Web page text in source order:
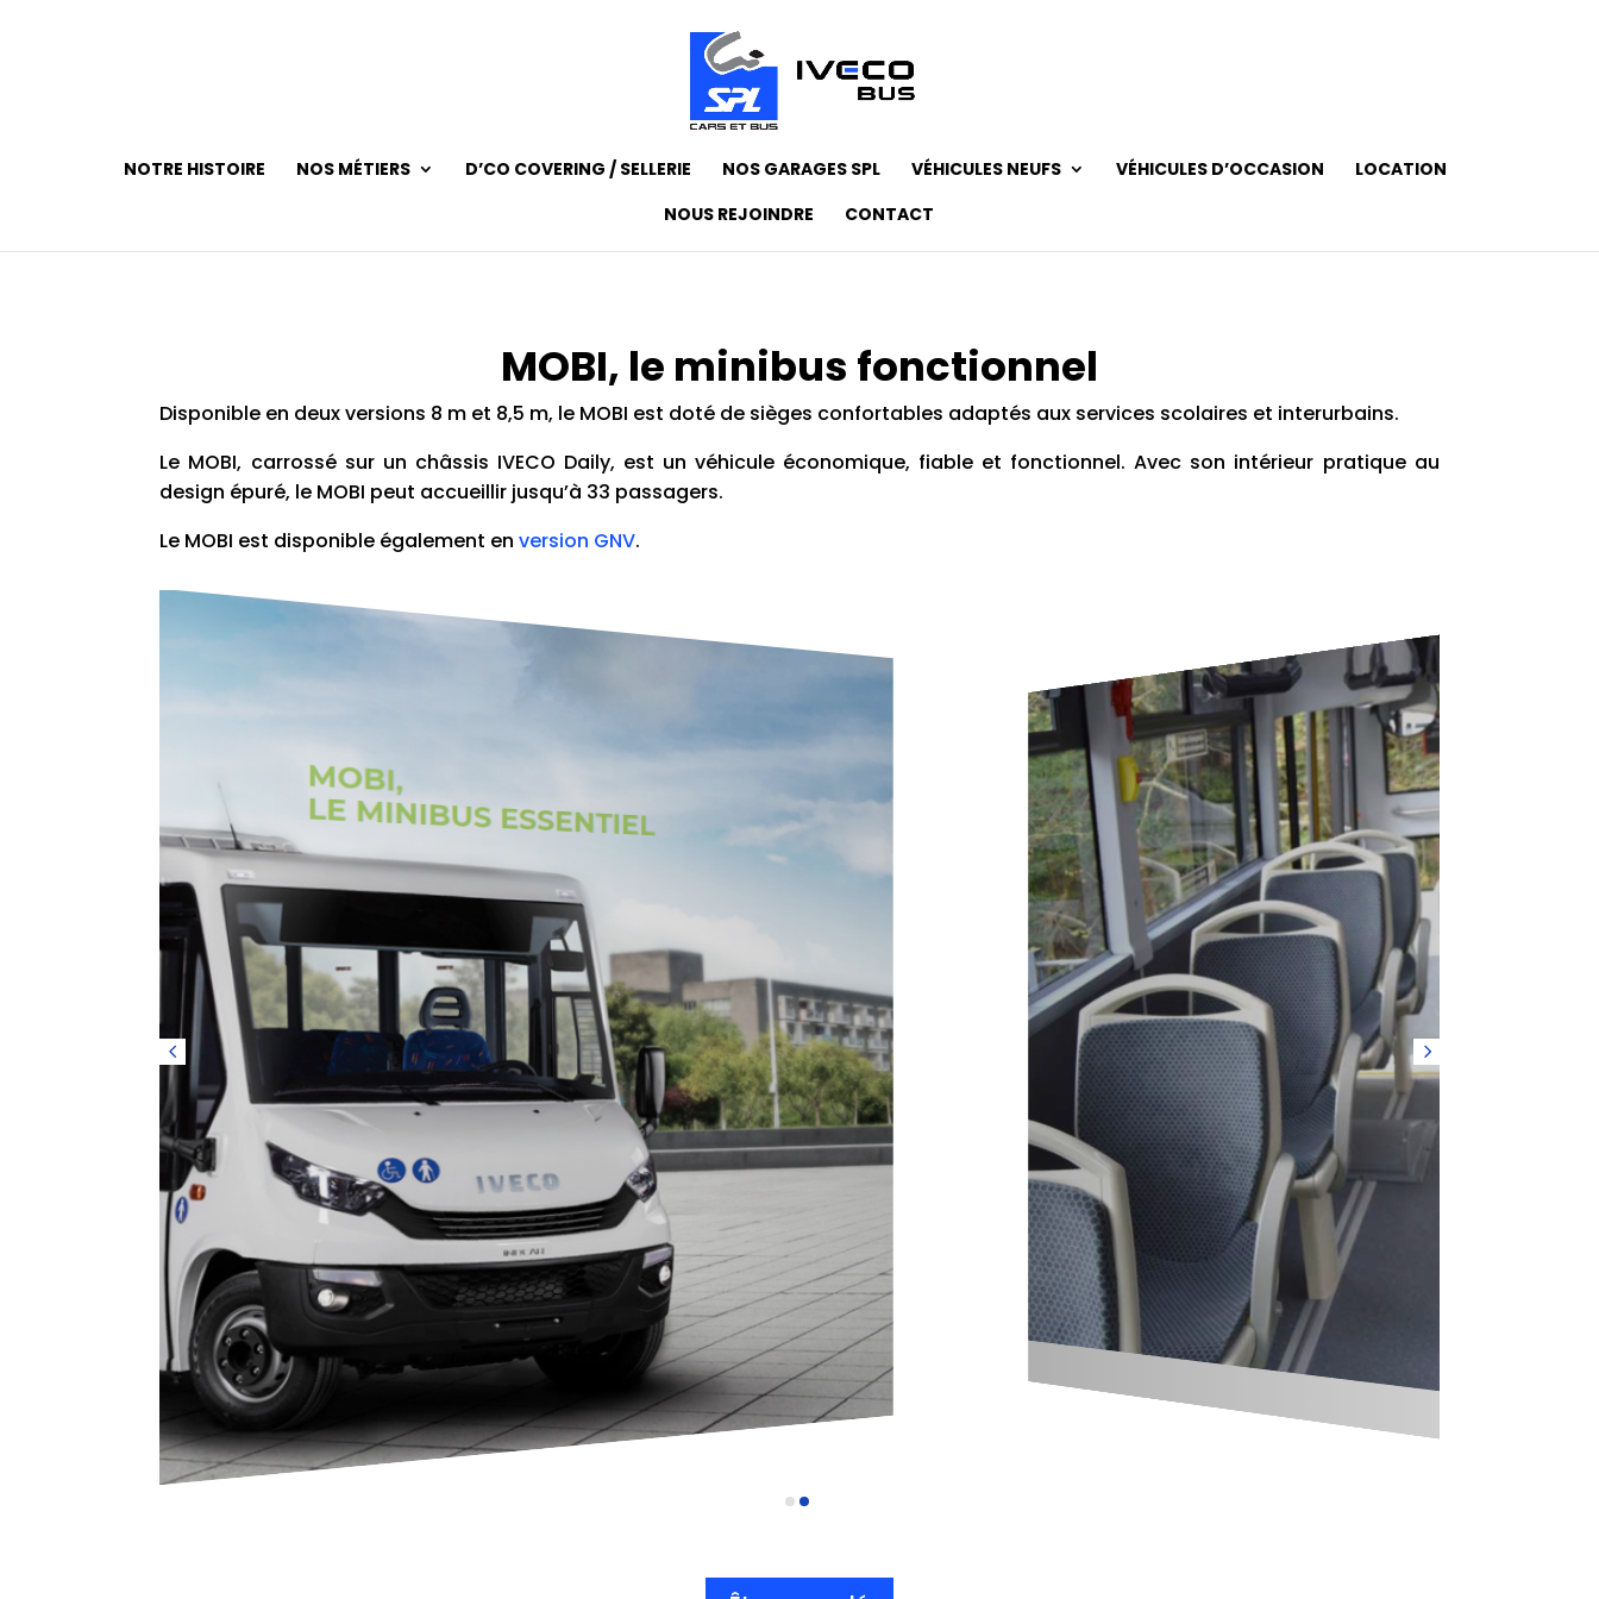
NOTRE HISTOIRE NOS MÉTIERS D’CO COVERING / SELLERIE NOS GARAGES SPL VÉHICULES NEUFS VÉHICULES D’OCCASION
LOCATION
NOUS REJOINDRE
CONTACT
MOBI, le minibus fonctionnel
Disponible en deux versions 8 m et 8,5 m, le MOBI est doté de sièges confortables adaptés aux services scolaires et interurbains.
Le MOBI, carrossé sur un châssis IVECO Daily, est un véhicule économique, fiable et fonctionnel. Avec son intérieur pratique au
design épuré, le MOBI peut accueillir jusqu’à 33 passagers.
Le MOBI est disponible également enversion GNV.